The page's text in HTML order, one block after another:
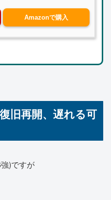
Amazonで購入
旧再開、遅れる可
)ですが